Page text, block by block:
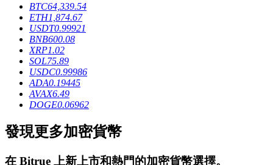
輕鬆獲得多重福利
借貸寶
借貸數字貨幣，及時且安全的服務
BTC64,339.54
ETH1,874.67
USDT0.99921
BNB600.08
XRP1.02
SOL75.89
USDC0.99986
ADA0.19445
AVAX6.49
DOGE0.06962
發現更多加密貨幣
在 Bitrue 上新上市和熱門的加密貨幣選擇。